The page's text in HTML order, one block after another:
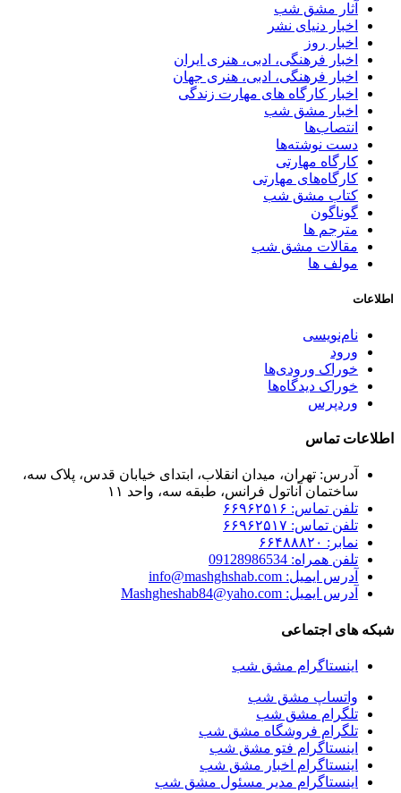
آثار مشق شب
اخبار دنیای نشر
اخبار روز
اخبار فرهنگی، ادبی، هنری ایران
اخبار فرهنگی، ادبی، هنری جهان
اخبار کارگاه های مهارت زندگی
اخبار مشق شب
انتصاب‌ها
دست نوشته‌ها
کارگاه مهارتی
کارگاه‌های مهارتی
کتاب مشق شب
گوناگون
مترجم ها
مقالات مشق شب
مولف ها
اطلاعات
نام‌نویسی
ورود
خوراک ورودی‌ها
خوراک دیدگاه‌ها
وردپرس
اطلاعات تماس
آدرس: تهران، میدان انقلاب، ابتدای خیابان قدس، پلاک سه،
ساختمان آناتول فرانس، طبقه سه، واحد ۱۱
تلفن تماس: ۶۶۹۶۲۵۱۶
تلفن تماس: ۶۶۹۶۲۵۱۷
نمابر: ۶۶۴۸۸۸۲۰
تلفن همراه: 09128986534
آدرس ایمیل: info@mashghshab.com
آدرس ایمیل: Mashgheshab84@yaho.com
شبکه های اجتماعی
اینستاگرام مشق شب
واتساپ مشق شب
تلگرام مشق شب
تلگرام فروشگاه مشق شب
اینستاگرام فتو مشق شب
اینستاگرام اخبار مشق شب
اینستاگرام مدیر مسئول مشق شب